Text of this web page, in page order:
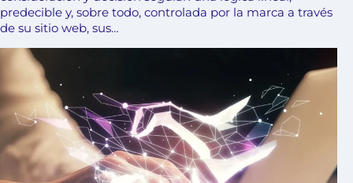
predecible y, sobre todo, controlada por la marca a través
de su sitio web, sus…